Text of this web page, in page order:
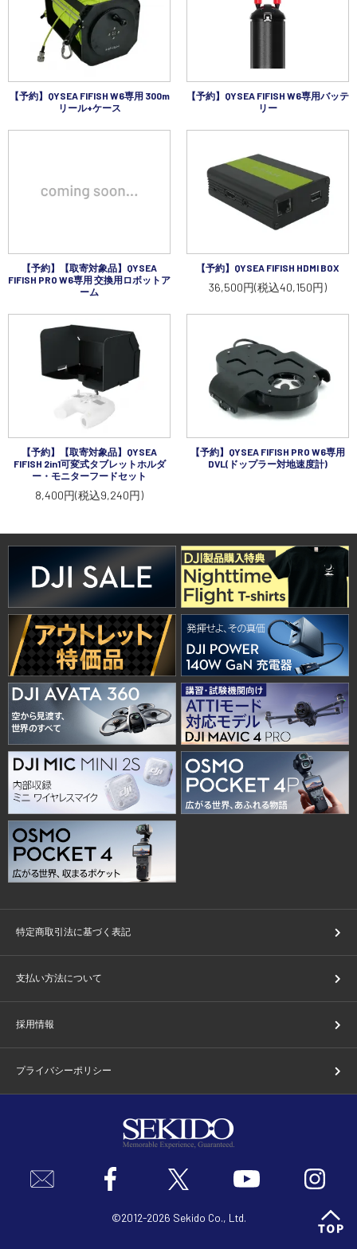
【予約】QYSEA FIFISH W6専用 300m
リール+ケース
【予約】QYSEA FIFISH W6専用バッテ
リー
【予約】【取寄対象品】QYSEA
FIFISH PRO W6専用 交換用ロボットア
ーム
【予約】QYSEA FIFISH HDMI BOX
36,500円(税込40,150円)
【予約】【取寄対象品】QYSEA
FIFISH 2in1可変式タブレットホルダ
ー・モニターフードセット
8,400円(税込9,240円)
【予約】QYSEA FIFISH PRO W6専用
DVL(ドップラー対地速度計)
特定商取引法に基づく表記
支払い方法について
採用情報
プライバシーポリシー
©2012-2026 Sekido Co., Ltd.